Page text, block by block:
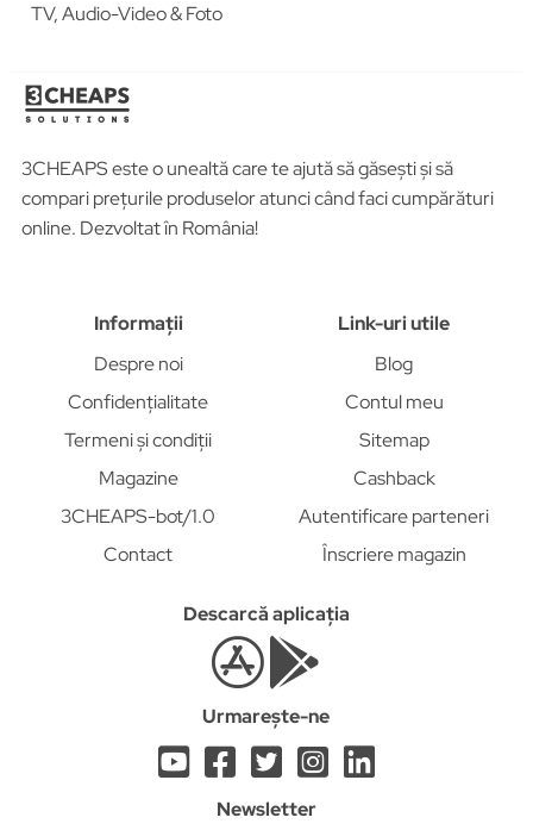
TV, Audio-Video & Foto
3CHEAPS este o unealtă care te ajută să găsești și să
compari prețurile produselor atunci când faci cumpărături
online. Dezvoltat în România!
Informații
Despre noi
Confidențialitate
Termeni și condiții
Magazine
3CHEAPS-bot/1.0
Contact
Link-uri utile
Blog
Contul meu
Sitemap
Cashback
Autentificare parteneri
Înscriere magazin
Descarcă aplicația
Urmarește-ne
Newsletter